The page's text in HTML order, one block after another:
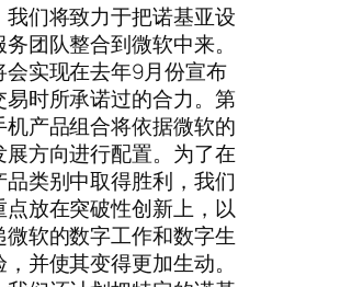
我们将致力于把诺基亚设
团队整合到微软中来。
会实现在去年9月份宣布
易时所承诺过的合力。第
机产品组合将依据微软的
展方向进行配置。为了在
品类别中取得胜利，我们
点放在突破性创新上，以
微软的数字工作和数字生
并使其变得更加生动。